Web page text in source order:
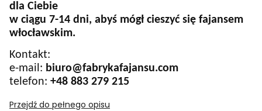
dla Ciebie
w ciągu 7-14 dni, abyś mógł cieszyć się fajansem
włocławskim.
Kontakt:
e-mail: biuro@fabrykafajansu.com
telefon: +48 883 279 215
Przejdź do pełnego opisu